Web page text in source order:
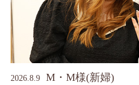
2026.8.9 M・M様(新婦)